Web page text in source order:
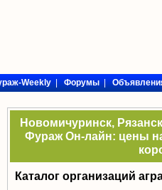
Weekly|Форумы|
Новомичуринск,
Фураж Он-лайн: цены
Каталог организаций